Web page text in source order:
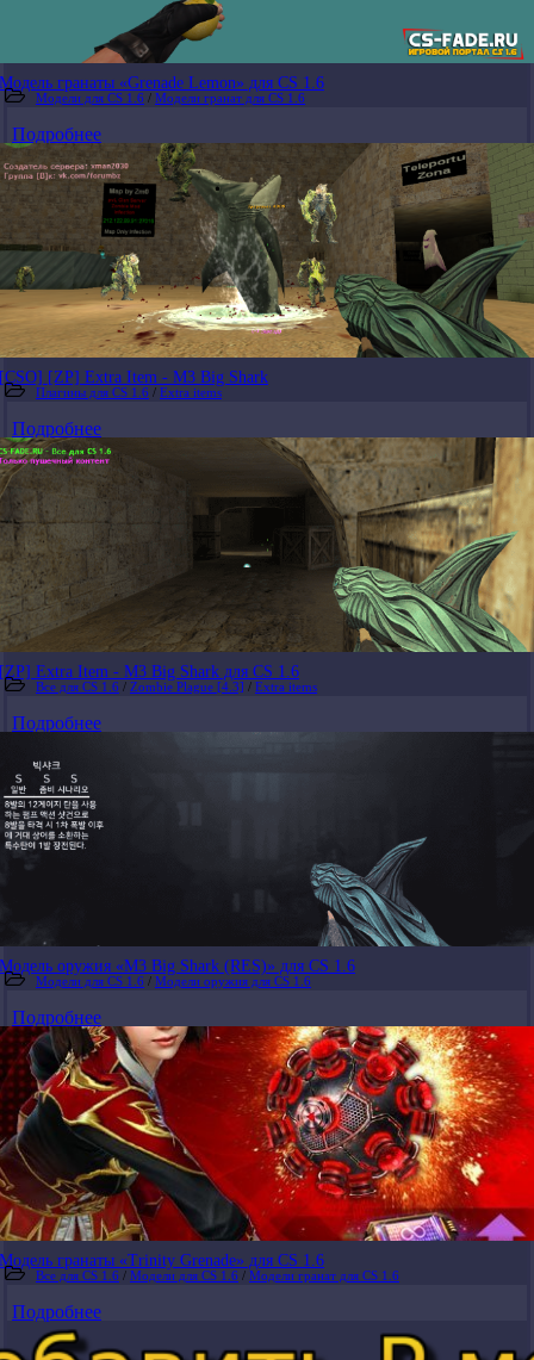
Модель гранаты «Grenade Lemon» для CS 1.6
Модели для CS 1.6 / Модели гранат для CS 1.6
Подробнее
[CSO] [ZP] Extra Item - M3 Big Shark
Плагины для CS 1.6 / Extra items
Подробнее
[ZP] Extra Item - M3 Big Shark для CS 1.6
Все для CS 1.6 / Zombie Plague [4.3] / Extra items
Подробнее
Модель оружия «M3 Big Shark (RES)» для CS 1.6
Модели для CS 1.6 / Модели оружия для CS 1.6
Подробнее
Модель гранаты «Trinity Grenade» для CS 1.6
Все для CS 1.6 / Модели для CS 1.6 / Модели гранат для CS 1.6
Подробнее